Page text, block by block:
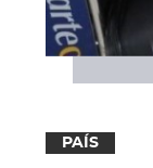
PAÍS